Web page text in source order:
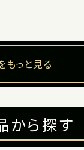
もっと見る
から探す